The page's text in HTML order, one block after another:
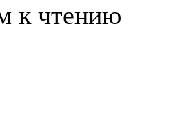
к чтению